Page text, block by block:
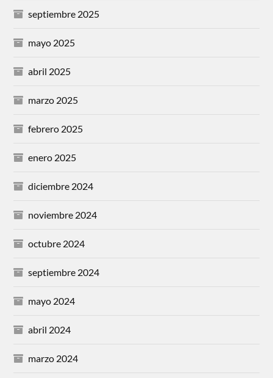
septiembre 2025
mayo 2025
abril 2025
marzo 2025
febrero 2025
enero 2025
diciembre 2024
noviembre 2024
octubre 2024
septiembre 2024
mayo 2024
abril 2024
marzo 2024